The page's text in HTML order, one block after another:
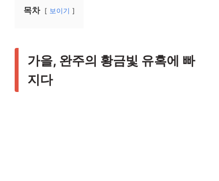
목차 보이기
가을, 완주의 황금빛 유혹에 빠
지다